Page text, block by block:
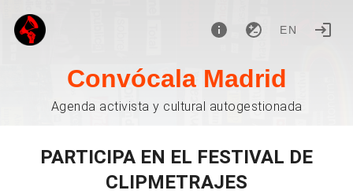
EN
Convócala Madrid
Agenda activista y cultural autogestionada
PARTICIPA EN EL FESTIVAL DE
CLIPMETRAJES